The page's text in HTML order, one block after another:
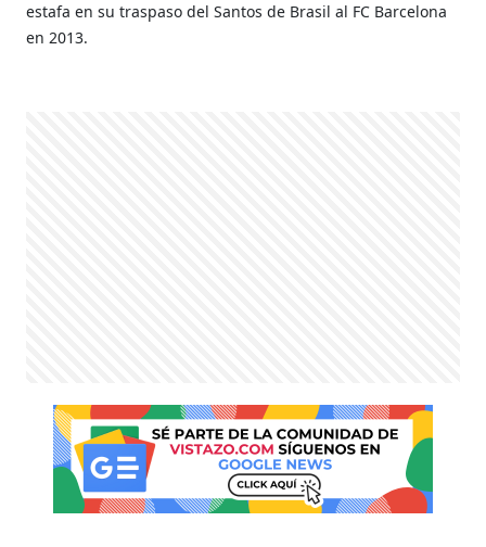
estafa en su traspaso del Santos de Brasil al FC Barcelona
en 2013.